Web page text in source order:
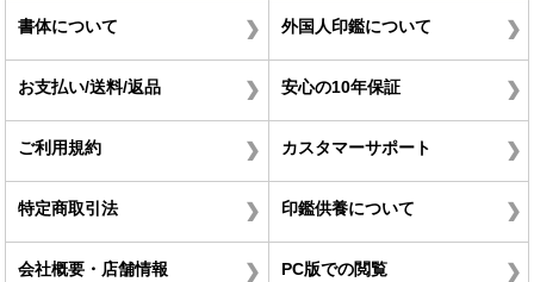
書体について 外国人印鑑について
お支払い/送料/返品 安心の10年保証
ご利用規約 カスタマーサポート
特定商取引法 印鑑供養について
会社概要・店舗情報 PC版での閲覧